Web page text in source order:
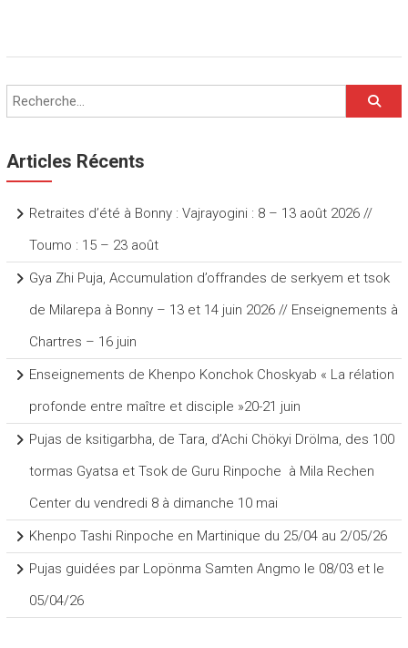
Articles Récents
Retraites d’été à Bonny : Vajrayogini : 8 – 13 août 2026 //
Toumo : 15 – 23 août
Gya Zhi Puja, Accumulation d’offrandes de serkyem et tsok
de Milarepa à Bonny – 13 et 14 juin 2026 // Enseignements à
Chartres – 16 juin
Enseignements de Khenpo Konchok Choskyab « La rélation
profonde entre maître et disciple »20-21 juin
Pujas de ksitigarbha, de Tara, d’Achi Chökyi Drölma, des 100
tormas Gyatsa et Tsok de Guru Rinpoche à Mila Rechen
Center du vendredi 8 à dimanche 10 mai
Khenpo Tashi Rinpoche en Martinique du 25/04 au 2/05/26
Pujas guidées par Lopönma Samten Angmo le 08/03 et le
05/04/26